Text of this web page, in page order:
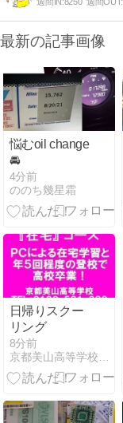
最新の記事画像
悩むoil change
🚘
4分前
ののち幾星霜
日帰りスクー
リング
8分前
京都美山高等学校 国語科 担当教員のつぶやき